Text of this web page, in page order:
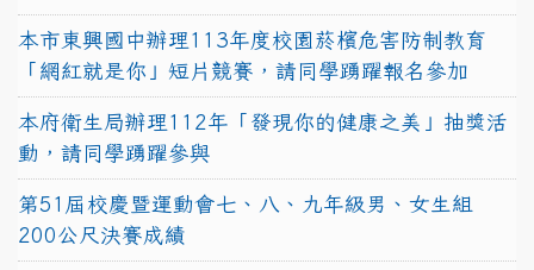
本市東興國中辦理113年度校園菸檳危害防制教育
「網紅就是你」短片競賽，請同學踴躍報名參加
本府衛生局辦理112年「發現你的健康之美」抽獎活
動，請同學踴躍參與
第51屆校慶暨運動會七、八、九年級男、女生組
200公尺決賽成績